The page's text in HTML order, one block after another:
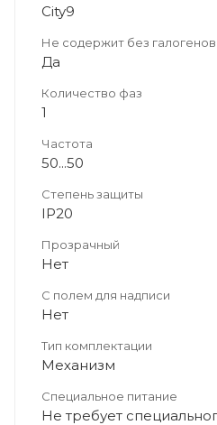
City9
Не содержит без галогенов
Да
Количество фаз
1
Частота
50...50
Степень защиты
IP20
Прозрачный
Нет
С полем для надписи
Нет
Тип комплектации
Механизм
Специальное питание
Не требует